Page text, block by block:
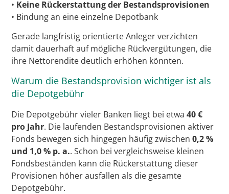
• Keine Rückerstattung der Bestandsprovisionen
• Bindung an eine einzelne Depotbank
Gerade langfristig orientierte Anleger verzichten
damit dauerhaft auf mögliche Rückvergütungen, die
ihre Nettorendite deutlich erhöhen könnten.
Warum die Bestandsprovision wichtiger ist als
die Depotgebühr
Die Depotgebühr vieler Banken liegt bei etwa40 €
pro Jahr. Die laufenden Bestandsprovisionen aktiver
Fonds bewegen sich hingegen häufig zwischen0,2 %
und 1,0 % p. a.. Schon bei vergleichsweise kleinen
Fondsbeständen kann die Rückerstattung dieser
Provisionen höher ausfallen als die gesamte
Depotgebühr.